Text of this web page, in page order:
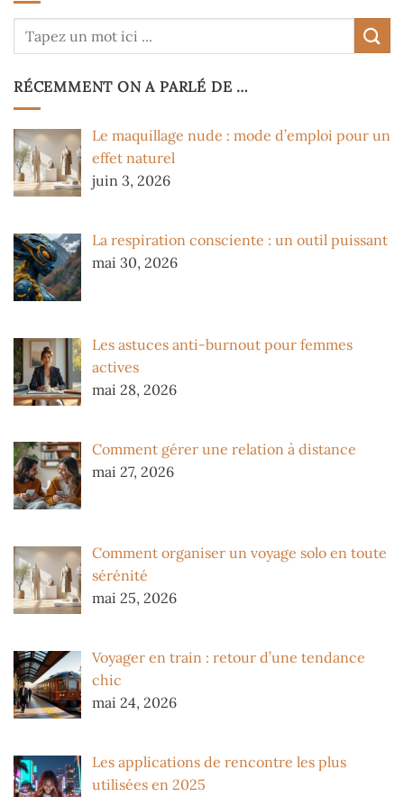
RÉCEMMENT ON A PARLÉ DE …
Le maquillage nude : mode d’emploi pour un
effet naturel
juin 3, 2026
La respiration consciente : un outil puissant
mai 30, 2026
Les astuces anti-burnout pour femmes
actives
mai 28, 2026
Comment gérer une relation à distance
mai 27, 2026
Comment organiser un voyage solo en toute
sérénité
mai 25, 2026
Voyager en train : retour d’une tendance
chic
mai 24, 2026
Les applications de rencontre les plus
utilisées en 2025